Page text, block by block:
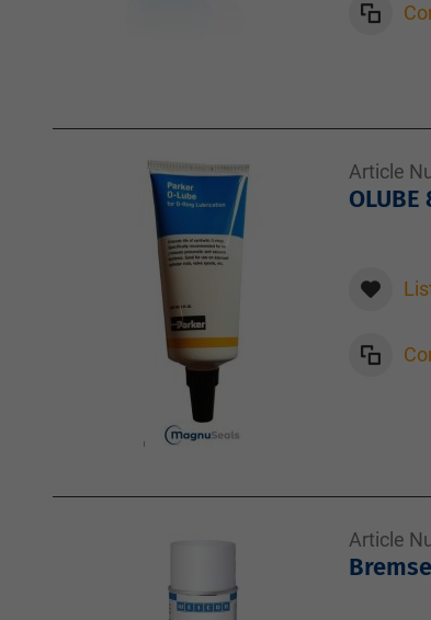
Article
Article